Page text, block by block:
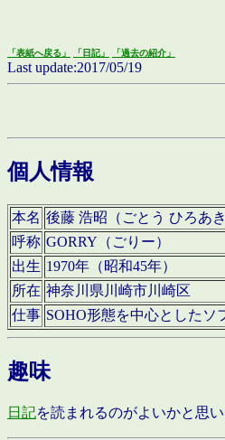
「表紙へ戻る」 「日記」 「過去の紹介」
Last update:2017/05/19
個人情報
本名 後藤 浩昭（ごとう ひろあき
呼称 GORRY（ごりー）
出生 1970年（昭和45年）
所在 神奈川県川崎市川崎区
仕事 SOHO形態を中心としたソ
趣味
日記を読まれるのがよいかと思い